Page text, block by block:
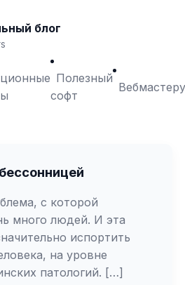
блог
Полезный
софт
Вебмастеру
с которой
много людей. И эта
испортить
на уровне
патологий. […]